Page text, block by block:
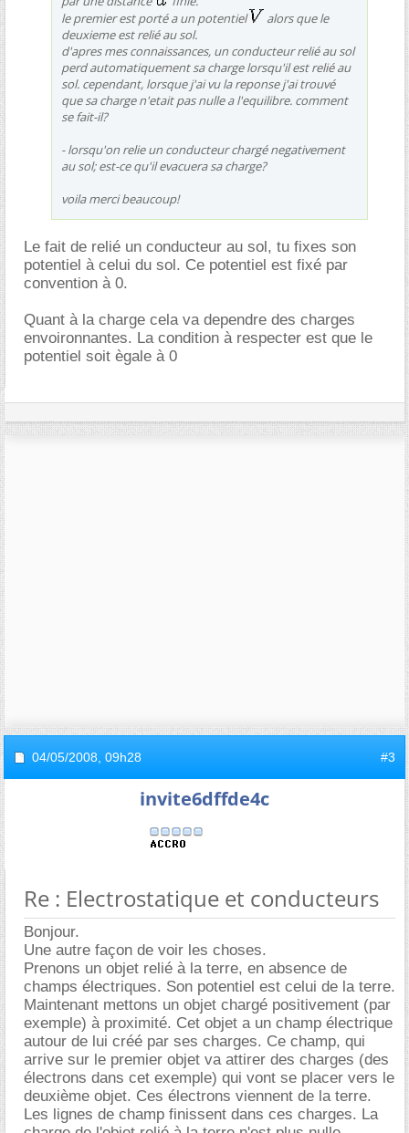
le premier est porté a un potentiel
alors que le
deuxieme est relié au sol.
d'apres mes connaissances, un conducteur relié au sol
perd automatiquement sa charge lorsqu'il est relié au
sol. cependant, lorsque j'ai vu la reponse j'ai trouvé
que sa charge n'etait pas nulle a l'equilibre. comment
se fait-il?
- lorsqu'on relie un conducteur chargé negativement
au sol; est-ce qu'il evacuera sa charge?
voila merci beaucoup!
Le fait de relié un conducteur au sol, tu fixes son
potentiel à celui du sol. Ce potentiel est fixé par
convention à 0.
Quant à la charge cela va dependre des charges
envoironnantes. La condition à respecter est que le
potentiel soit ègale à 0
04/05/2008, 09h28 #3
invite6dffde4c
Re : Electrostatique et conducteurs
Bonjour.
Une autre façon de voir les choses.
Prenons un objet relié à la terre, en absence de
champs électriques. Son potentiel est celui de la terre.
Maintenant mettons un objet chargé positivement (par
exemple) à proximité. Cet objet a un champ électrique
autour de lui créé par ses charges. Ce champ, qui
arrive sur le premier objet va attirer des charges (des
électrons dans cet exemple) qui vont se placer vers le
deuxième objet. Ces électrons viennent de la terre.
Les lignes de champ finissent dans ces charges. La